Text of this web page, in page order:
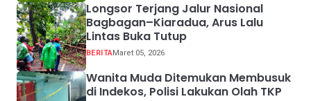
Longsor Terjang Jalur Nasional
Bagbagan–Kiaradua, Arus Lalu
Lintas Buka Tutup
BERITAMaret 05, 2026
Wanita Muda Ditemukan Membusuk
di Indekos, Polisi Lakukan Olah TKP